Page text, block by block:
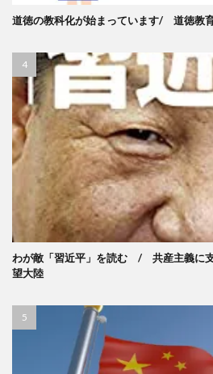
道徳の教科化が始まっています/ 道徳教
わが敵「習近平」を読む / 共産主義に
望大陸